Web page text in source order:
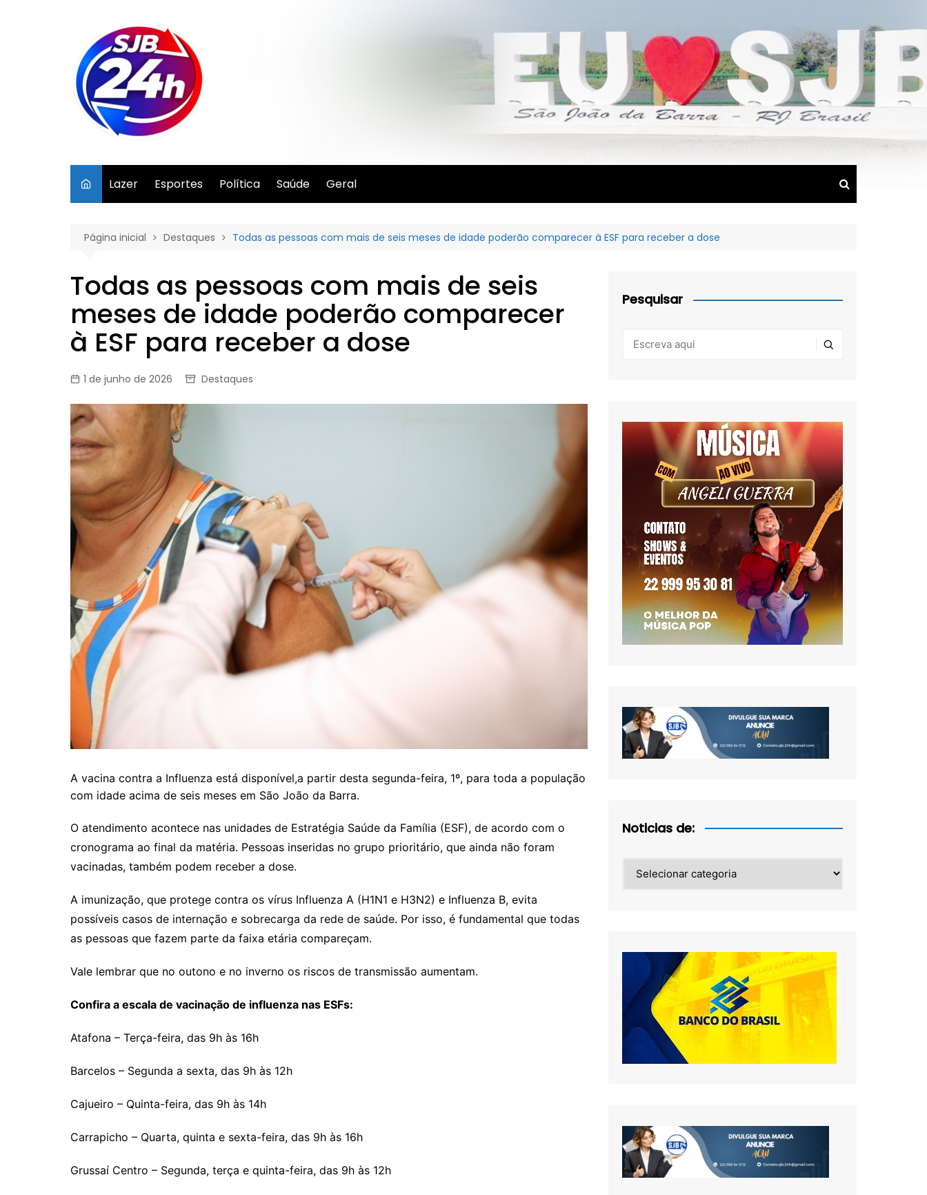
Lazer Esportes Política Saúde Geral
Página inicial Destaques Todas as pessoas com mais de seis meses de idade poderão comparecer à ESF para receber a dose
Todas as pessoas com mais de seis
meses de idade poderão comparecer
à ESF para receber a dose
1 de junho de 2026 Destaques
A vacina contra a Influenza está disponível,a partir desta segunda-feira, 1º, para toda a população
com idade acima de seis meses em São João da Barra.
O atendimento acontece nas unidades de Estratégia Saúde da Família (ESF), de acordo com o
cronograma ao final da matéria. Pessoas inseridas no grupo prioritário, que ainda não foram
vacinadas, também podem receber a dose.
A imunização, que protege contra os vírus Influenza A (H1N1 e H3N2) e Influenza B, evita
possíveis casos de internação e sobrecarga da rede de saúde. Por isso, é fundamental que todas
as pessoas que fazem parte da faixa etária compareçam.
Vale lembrar que no outono e no inverno os riscos de transmissão aumentam.
Confira a escala de vacinação de influenza nas ESFs:
Atafona – Terça-feira, das 9h às 16h
Barcelos – Segunda a sexta, das 9h às 12h
Cajueiro – Quinta-feira, das 9h às 14h
Carrapicho – Quarta, quinta e sexta-feira, das 9h às 16h
Grussaí Centro – Segunda, terça e quinta-feira, das 9h às 12h
Pesquisar
Noticias de:
de: